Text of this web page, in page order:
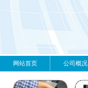
网站首页 公司概况